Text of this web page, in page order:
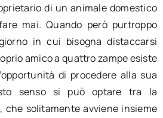
di un animale domestico
mai. Quando però purtroppo
in cui bisogna distaccarsi
amico a quattro zampe esiste
di procedere alla sua
senso si può optare tra la
che solitamente avviene insieme